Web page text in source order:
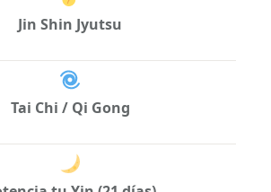
Jin Shin Jyutsu
Tai Chi / Qi Gong